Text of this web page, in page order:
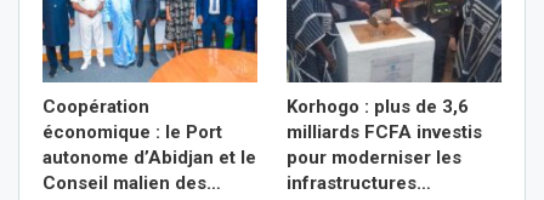
Coopération
économique : le Port
autonome d’Abidjan et le
Conseil malien des…
Korhogo : plus de 3,6
milliards FCFA investis
pour moderniser les
infrastructures…